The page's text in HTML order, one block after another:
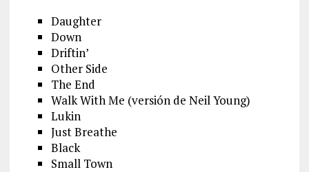
Daughter
Down
Driftin’
Other Side
The End
Walk With Me (versión de Neil Young)
Lukin
Just Breathe
Black
Small Town